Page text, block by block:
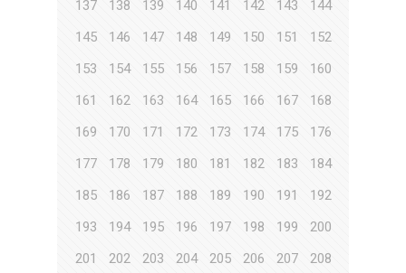
137
138 139 140 141 142 143
144
145
146 147 148 149 150 151
152
153
154 155 156 157 158 159
160
161
162 163 164 165 166 167
168
169
170 171 172 173 174 175
176
177
178 179 180 181 182 183
184
185
186 187 188 189 190 191
192
193
194 195 196 197 198 199
200
201
202 203 204 205 206 207
208